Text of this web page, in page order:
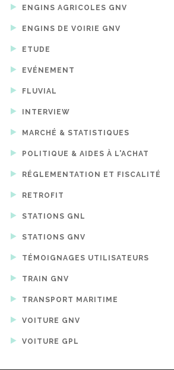
ENGINS AGRICOLES GNV
ENGINS DE VOIRIE GNV
ETUDE
EVÉNEMENT
FLUVIAL
INTERVIEW
MARCHÉ & STATISTIQUES
POLITIQUE & AIDES À L'ACHAT
RÉGLEMENTATION ET FISCALITÉ
RETROFIT
STATIONS GNL
STATIONS GNV
TÉMOIGNAGES UTILISATEURS
TRAIN GNV
TRANSPORT MARITIME
VOITURE GNV
VOITURE GPL